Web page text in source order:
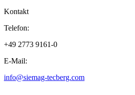
Kontakt
Telefon:
+49 2773 9161-0
E-Mail:
info@siemag-tecberg.com